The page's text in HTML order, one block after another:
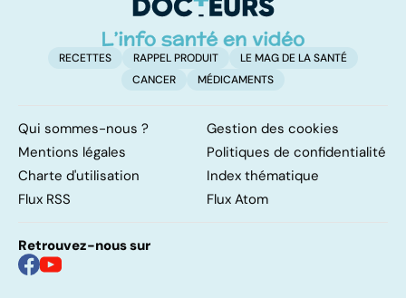
RECETTES RAPPEL PRODUIT
LE MAG DE LA SANTÉ
CANCER
MÉDICAMENTS
Qui sommes-nous ?
Gestion des cookies
Mentions légales
Politiques de confidentialité
Charte d'utilisation
Index thématique
Flux RSS
Flux Atom
Retrouvez-nous sur